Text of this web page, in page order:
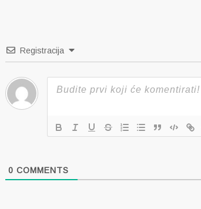
Registracija
0 COMMENTS